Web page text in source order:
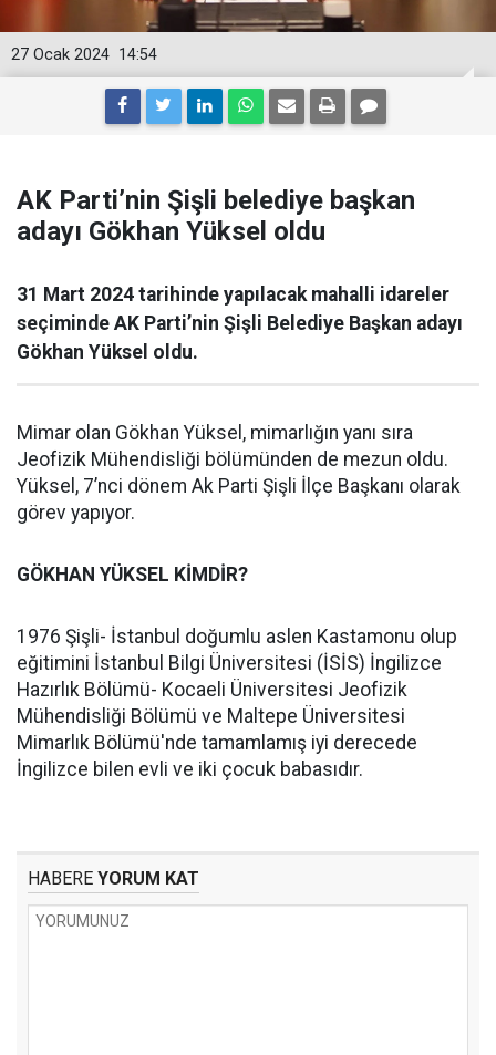
14:54
27 Ocak 2024
AK Parti’nin Şişli belediye başkan
adayı Gökhan Yüksel oldu
31 Mart 2024 tarihinde yapılacak mahalli idareler
seçiminde AK Parti’nin Şişli Belediye Başkan adayı
Gökhan Yüksel oldu.
Mimar olan Gökhan Yüksel, mimarlığın yanı sıra
Jeofizik Mühendisliği bölümünden de mezun oldu.
Yüksel, 7’nci dönem Ak Parti Şişli İlçe Başkanı olarak
görev yapıyor.
GÖKHAN YÜKSEL KİMDİR?
1976 Şişli- İstanbul doğumlu aslen Kastamonu olup
eğitimini İstanbul Bilgi Üniversitesi (İSİS) İngilizce
Hazırlık Bölümü- Kocaeli Üniversitesi Jeofizik
Mühendisliği Bölümü ve Maltepe Üniversitesi
Mimarlık Bölümü'nde tamamlamış iyi derecede
İngilizce bilen evli ve iki çocuk babasıdır.
HABERE YORUM KAT